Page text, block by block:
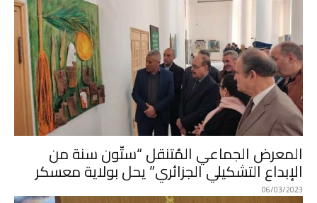
المعرض الجماعي المُتنقل “ستّون سنة من
الإبداع التشكيلي الجزائري” يحل بولاية معسكر
06/03/2023